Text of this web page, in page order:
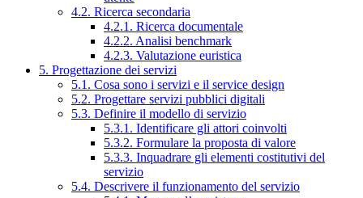
4.2. Ricerca secondaria
4.2.1. Ricerca documentale
4.2.2. Analisi benchmark
4.2.3. Valutazione euristica
5. Progettazione dei servizi
5.1. Cosa sono i servizi e il service design
5.2. Progettare servizi pubblici digitali
5.3. Definire il modello di servizio
5.3.1. Identificare gli attori coinvolti
5.3.2. Formulare la proposta di valore
5.3.3. Inquadrare gli elementi costitutivi del
servizio
5.4. Descrivere il funzionamento del servizio